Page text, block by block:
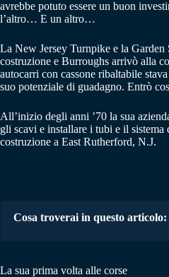
avrebbe potuto essere un buon
l’altro… E un altro…
La New Jersey Turnpike e la Garden
costruzione e Burroughs arrivò alla
autocarri con cassone ribaltabile
suo potenziale di guadagno. Entrò
All’inizio degli anni ’70 la sua
gli scavi e installare i tubi e il
costruzione a East Rutherford, N.J.
Cosa troverai in questo articolo:
La sua prima volta alle corse